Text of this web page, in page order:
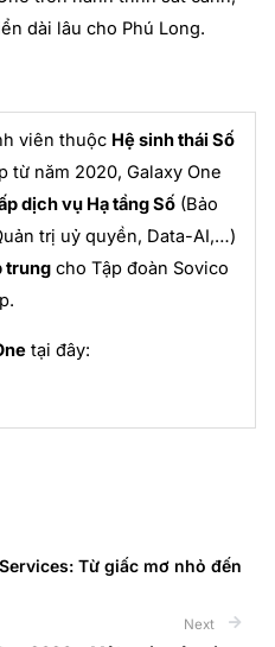
dài lâu cho Phú Long.
viên thuộc Hệ sinh thái Số
từ năm 2020, Galaxy One
dịch vụ Hạ tầng Số(Bảo
trị uỷ quyền, Data-AI,…)
trungcho Tập đoàn Sovico
tại đây:
Từ giấc mơ nhỏ đến
Next Next